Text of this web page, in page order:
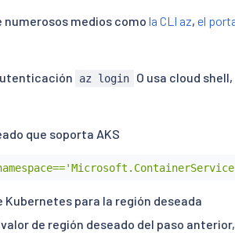
numerosos medios como la CLI az, el
az login
O usa cloud
que soporta AKS
para la región deseada
de región deseado del paso